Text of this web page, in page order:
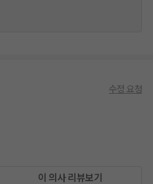
수정 요청
이 의사 리뷰보기